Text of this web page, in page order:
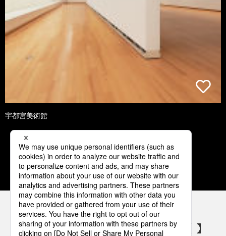
宇都宮美術館
1 2 3 4 5
パナソニックの電気設備 SNSアカウント